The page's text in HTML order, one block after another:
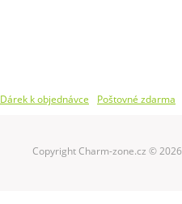
Dárek k objednávce Poštovné zdarma
Copyright Charm-zone.cz © 2026